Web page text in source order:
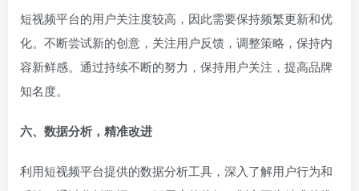
短视频平台的用户关注度较高，因此需要保持频繁更新和优
化。不断尝试新的创意，关注用户反馈，调整策略，保持内
容新鲜感。通过持续不断的努力，保持用户关注，提高品牌
知名度。
六、数据分析，精准改进
利用短视频平台提供的数据分析工具，深入了解用户行为和